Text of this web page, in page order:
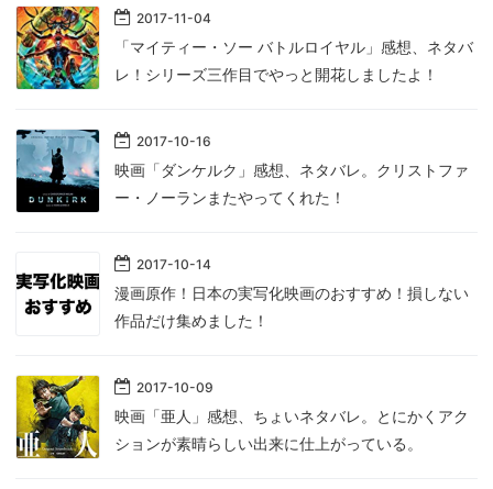
2017-11-04
「マイティー・ソー バトルロイヤル」感想、ネタバ
レ！シリーズ三作目でやっと開花しましたよ！
2017-10-16
映画「ダンケルク」感想、ネタバレ。クリストファ
ー・ノーランまたやってくれた！
2017-10-14
漫画原作！日本の実写化映画のおすすめ！損しない
作品だけ集めました！
2017-10-09
映画「亜人」感想、ちょいネタバレ。とにかくアク
ションが素晴らしい出来に仕上がっている。